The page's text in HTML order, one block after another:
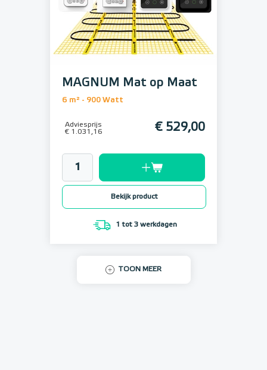
MAGNUM Mat op Maat
6 m² - 900 Watt
Adviesprijs
€ 1.031,16
€ 529,00
Bekijk product
1 tot 3 werkdagen
TOON MEER